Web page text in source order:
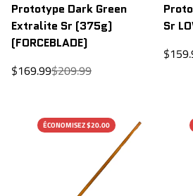
Prototype Dark Green
Extralite Sr (375g)
(FORCEBLADE)
Prix
$169.99Prix
$209.99
Sr
ÉCONOMISEZ $20.00